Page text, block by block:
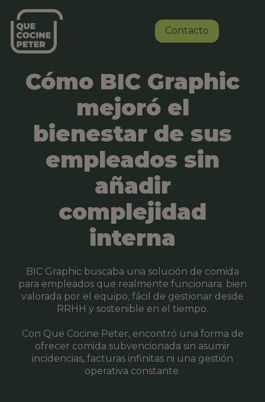
Contacto
Cómo BIC Graphic
mejoró el
bienestar de sus
empleados sin
añadir
complejidad
interna
BIC Graphic buscaba una solución de comida
para empleados que realmente funcionara: bien
valorada por el equipo, fácil de gestionar desde
RRHH y sostenible en el tiempo.
Con Que Cocine Peter, encontró una forma de
ofrecer comida subvencionada sin asumir
incidencias, facturas infinitas ni una gestión
operativa constante.